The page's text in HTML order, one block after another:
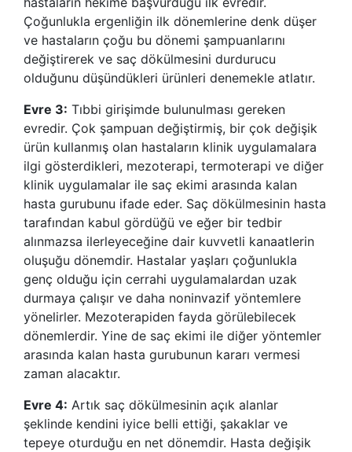
Çoğunlukla ergenliğin ilk dönemlerine denk düşer
ve hastaların çoğu bu dönemi şampuanlarını
değiştirerek ve saç dökülmesini durdurucu
olduğunu düşündükleri ürünleri denemekle atlatır.
Evre 3: Tıbbi girişimde bulunulması gereken
evredir. Çok şampuan değiştirmiş, bir çok değişik
ürün kullanmış olan hastaların klinik uygulamalara
ilgi gösterdikleri, mezoterapi, termoterapi ve diğer
klinik uygulamalar ile saç ekimi arasında kalan
hasta gurubunu ifade eder. Saç dökülmesinin hasta
tarafından kabul gördüğü ve eğer bir tedbir
alınmazsa ilerleyeceğine dair kuvvetli kanaatlerin
oluşuğu dönemdir. Hastalar yaşları çoğunlukla
genç olduğu için cerrahi uygulamalardan uzak
durmaya çalışır ve daha noninvazif yöntemlere
yönelirler. Mezoterapiden fayda görülebilecek
dönemlerdir. Yine de saç ekimi ile diğer yöntemler
arasında kalan hasta gurubunun kararı vermesi
zaman alacaktır.
Evre 4: Artık saç dökülmesinin açık alanlar
şeklinde kendini iyice belli ettiği, şakaklar ve
tepeye oturduğu en net dönemdir. Hasta değişik